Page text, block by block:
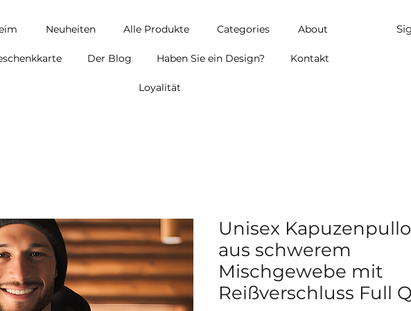
Neuheiten Alle Produkte Categories About
Der Blog Haben Sie ein Design? Kontakt
Loyalität
Unisex
aus schwerem
Mischgewebe mit
Reißverschluss Full